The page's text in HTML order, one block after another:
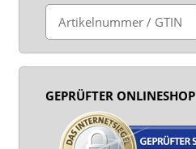
GEPRÜFTER ONLINESHOP